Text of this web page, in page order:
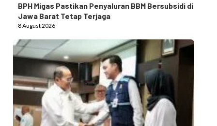
BPH Migas Pastikan Penyaluran BBM Bersubsidi di
Jawa Barat Tetap Terjaga
8 August 2026